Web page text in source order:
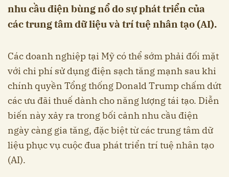
nhu cầu điện bùng nổ do sự phát triển của
các trung tâm dữ liệu và trí tuệ nhân tạo (AI).
Các doanh nghiệp tại Mỹ có thể sớm phải đối mặt
với chi phí sử dụng điện sạch tăng mạnh sau khi
chính quyền Tổng thống Donald Trump chấm dứt
các ưu đãi thuế dành cho năng lượng tái tạo. Diễn
biến này xảy ra trong bối cảnh nhu cầu điện
ngày càng gia tăng, đặc biệt từ các trung tâm dữ
liệu phục vụ cuộc đua phát triển trí tuệ nhân tạo
(AI).